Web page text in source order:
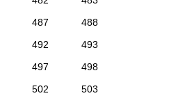
487
488
492
493
497
498
502
503